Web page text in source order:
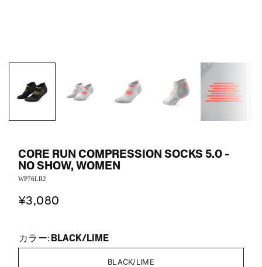
CORE RUN COMPRESSION SOCKS 5.0 -
NO SHOW, WOMEN
WP76LR2
¥3,080
カラー: BLACK/LIME
BLACK/LIME